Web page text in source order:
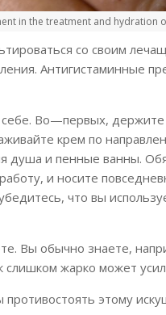
in the treatment and hydration
со своим
Антигистаминные
Во—первых,
крем по
душа и пенные ванны.
и носите
что вы
Вы обычно знаете,
слишком жарко может
этому